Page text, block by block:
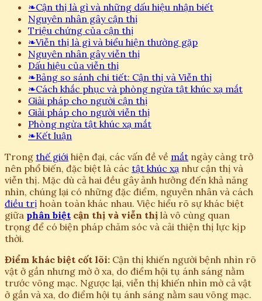
❧Cận thị là gì và những dấu hiệu nhận biết
Nguyên nhân gây cận thị
Triệu chứng của cận thị
❧Viễn thị là gì và biểu hiện thường gặp
Nguyên nhân gây viễn thị
Dấu hiệu của viễn thị
❧Bảng so sánh chi tiết: Cận thị và Viễn thị
❧Cách khắc phục và phòng ngừa tật khúc xạ mắt
Giải pháp cho người cận thị
Giải pháp cho người viễn thị
Phòng ngừa tật khúc xạ mắt
❧Kết luận
Trong thế giới hiện đại, các vấn đề về mắt ngày càng trở
nên phổ biến, đặc biệt là các tật khúc xạ như cận thị và
viễn thị. Mặc dù cả hai đều gây ảnh hưởng đến khả năng
nhìn, chúng lại có những đặc điểm, nguyên nhân và cách
điều trị hoàn toàn khác nhau. Việc hiểu rõ sự khác biệt
giữa phân biệt cận thị và viễn thị là vô cùng quan
trọng để có biện pháp chăm sóc và cải thiện thị lực kịp
thời.
Điểm khác biệt cốt lõi: Cận thị khiến người bệnh nhìn rõ
vật ở gần nhưng mờ ở xa, do điểm hội tụ ánh sáng nằm
trước võng mạc. Ngược lại, viễn thị khiến nhìn mờ cả vật
ở gần và xa, do điểm hội tụ ánh sáng nằm sau võng mạc.